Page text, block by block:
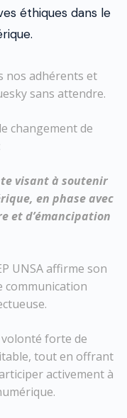
éthiques dans le
nos adhérents et
sans attendre.
changement de
visant à soutenir
en phase avec
et d’émancipation
UNSA affirme son
communication
forte de
tout en offrant
activement à